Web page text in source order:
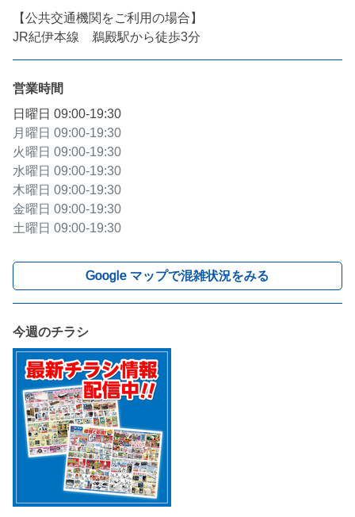
【公共交通機関をご利用の場合】
JR紀伊本線　鵜殿駅から徒歩3分
営業時間
日曜日 09:00-19:30
月曜日 09:00-19:30
火曜日 09:00-19:30
水曜日 09:00-19:30
木曜日 09:00-19:30
金曜日 09:00-19:30
土曜日 09:00-19:30
Google マップで混雑状況をみる
今週のチラシ